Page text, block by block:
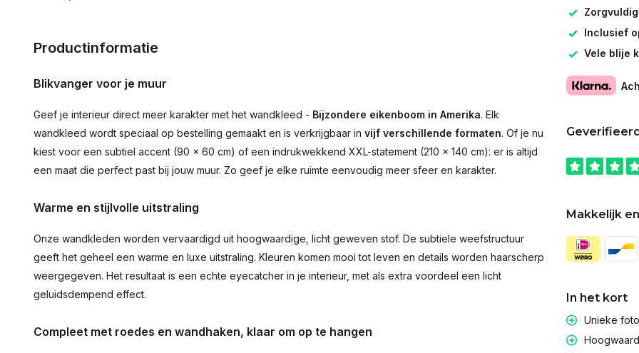
Productinformatie
Blikvanger voor je muur
Geef je interieur direct meer karakter met het wandkleed - Bijzondere eikenboom in Amerika. Elk
wandkleed wordt speciaal op bestelling gemaakt en is verkrijgbaar in vijf verschillende formaten. Of je nu
kiest voor een subtiel accent (90 × 60 cm) of een indrukwekkend XXL-statement (210 × 140 cm): er is altijd
een maat die perfect past bij jouw muur. Zo geef je elke ruimte eenvoudig meer sfeer en karakter.
Warme en stijlvolle uitstraling
Onze wandkleden worden vervaardigd uit hoogwaardige, licht geweven stof. De subtiele weefstructuur
geeft het geheel een warme en luxe uitstraling. Kleuren komen mooi tot leven en details worden haarscherp
weergegeven. Het resultaat is een echte eyecatcher in je interieur, met als extra voordeel een licht
geluidsdempend effect.
Compleet met roedes en wandhaken, klaar om op te hangen
Inclusief
Vele blije
Makkelijk
In het kort
Unieke